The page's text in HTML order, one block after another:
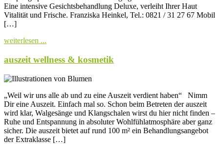
Eine intensive Gesichtsbehandlung Deluxe, verleiht Ihrer Haut
Vitalität und Frische. Franziska Heinkel, Tel.: 0821 / 31 27 67 Mobil
[…]
weiterlesen ...
auszeit wellness & kosmetik
„Weil wir uns alle ab und zu eine Auszeit verdient haben“ Nimm
Dir eine Auszeit. Einfach mal so. Schon beim Betreten der auszeit
wird klar, Walgesänge und Klangschalen wirst du hier nicht finden –
Ruhe und Entspannung in absoluter Wohlfühlatmosphäre aber ganz
sicher. Die auszeit bietet auf rund 100 m² ein Behandlungsangebot
der Extraklasse […]